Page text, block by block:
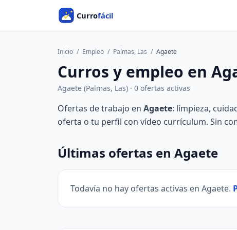
Inicio / Empleo / Palmas, Las / Agaete
Curros y empleo en
Agaete (Palmas, Las) · 0 ofertas activas
Ofertas de trabajo en Agaete: limpieza,
oferta o tu perfil con vídeo currículum. Sin
Últimas ofertas en Agaete
Todavía no hay ofertas activas en Agaete.